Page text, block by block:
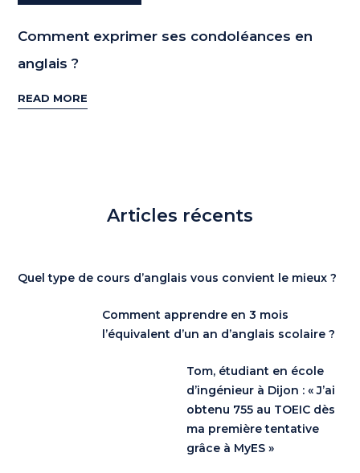
Comment exprimer ses condoléances en
anglais ?
READ MORE
Articles récents
Quel type de cours d’anglais vous convient le mieux ?
Comment apprendre en 3 mois
l’équivalent d’un an d’anglais scolaire ?
Tom, étudiant en école
d’ingénieur à Dijon : « J’ai
obtenu 755 au TOEIC dès
ma première tentative
grâce à MyES »